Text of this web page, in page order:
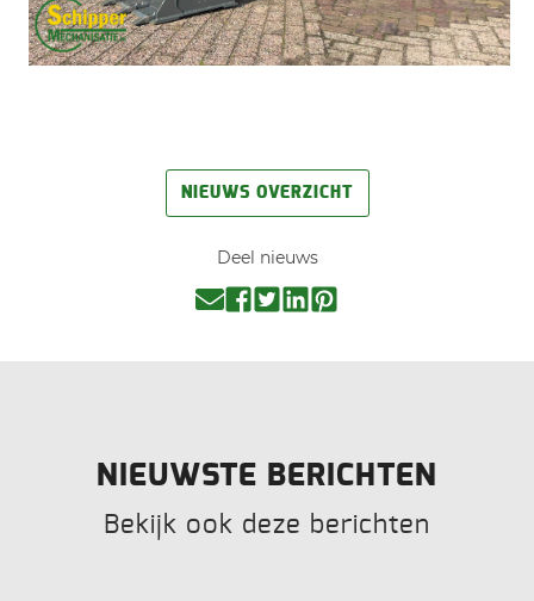
NIEUWS OVERZICHT
Deel nieuws
NIEUWSTE BERICHTEN
Bekijk ook deze berichten